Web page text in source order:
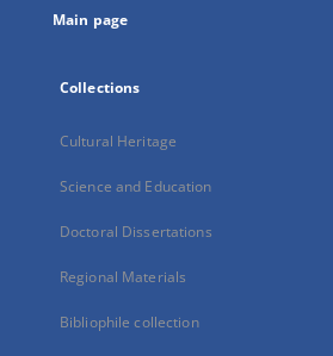
Main page
Collections
Cultural Heritage
Science and Education
Doctoral Dissertations
Regional Materials
Bibliophile collection